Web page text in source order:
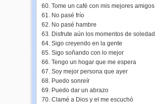
60. Tome un café con mis mejores amigos
61. No pasé frío
62. No pasé hambre
63. Disfrute aún los momentos de soledad
64. Sigo creyendo en la gente
65. Sigo soñando con lo mejor
66. Tengo un hogar que me espera
67. Soy mejor persona que ayer
68. Puedo sonreír
69. Puedo dar un abrazo
70. Clamé a Dios y el me escuchó